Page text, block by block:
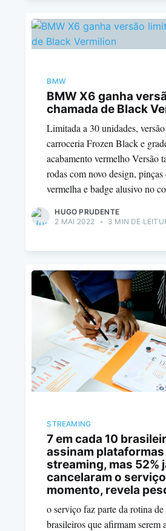
BMW
BMW X6 ganha
chamada de Black
Limitada a 30 unidades,
carroceria Frozen Black e
acabamento vermelho Versão
rodas com novo design,
vermelha e badge alusivo no
HUGO PRUDENTE
2 MAI 2022
• 3 MIN DE
STREAMING
7 em cada 10
assinam plataformas
streaming, mas 52%
cancelaram o
momento, revela
o serviço faz parte da rotina
brasileiros que afirmam serem